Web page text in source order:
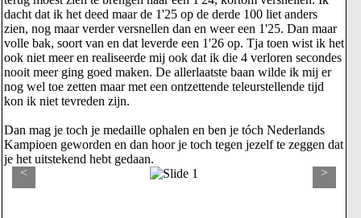
dacht dat ik het deed maar de 1'25 op de derde 100 liet anders
zien, nog maar verder versnellen dan en weer een 1'25. Dan maar
volle bak, soort van en dat leverde een 1'26 op. Tja toen wist ik het
ook niet meer en realiseerde mij ook dat ik die 4 verloren secondes
nooit meer ging goed maken. De allerlaatste baan wilde ik mij er
nog wel toe zetten maar met een ontzettende teleurstellende tijd
kon ik niet tevreden zijn.
Dan mag je toch je medaille ophalen en ben je tóch Nederlands
Kampioen geworden en dan hoor je toch tegen jezelf te zeggen dat
je het uitstekend hebt gedaan.
<
>